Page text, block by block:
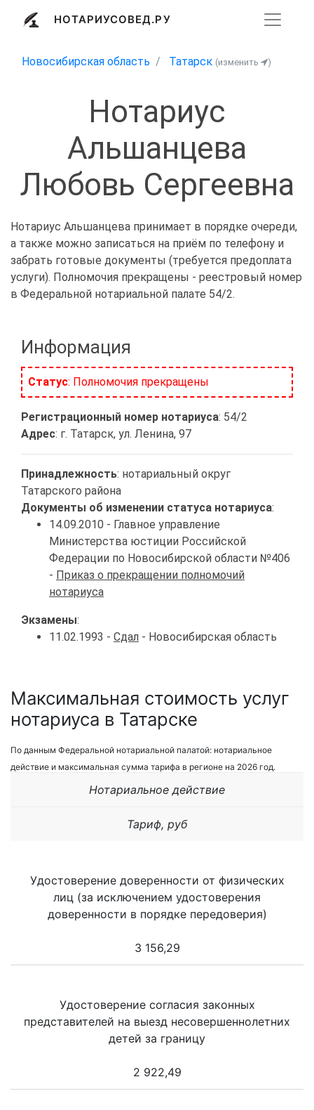
НОТАРИУСОВЕД.РУ
Новосибирская область Татарск (изменить )
Нотариус
Альшанцева
Любовь Сергеевна
Нотариус Альшанцева принимает в порядке очереди,
а также можно записаться на приём по телефону и
забрать готовые документы (требуется предоплата
услуги). Полномочия прекращены - реестровый номер
в Федеральной нотариальной палате 54/2.
Информация
Статус: Полномочия прекращены
Регистрационный номер нотариуса: 54/2
Адрес: г. Татарск, ул. Ленина, 97
Принадлежность: нотариальный округ
Татарского района
Документы об изменении статуса нотариуса:
14.09.2010 - Главное управление
Министерства юстиции Российской
Федерации по Новосибирской области №406
- Приказ о прекращении полномочий
нотариуса
Экзамены:
11.02.1993 - Сдал - Новосибирская область
Максимальная стоимость услуг
нотариуса в Татарске
По данным Федеральной нотариальной палатой: нотариальное
действие и максимальная сумма тарифа в регионе на 2026 год.
Нотариальное действие
Тариф, руб
Удостоверение доверенности от физических
лиц (за исключением удостоверения
доверенности в порядке передоверия)
3 156,29
Удостоверение согласия законных
представителей на выезд несовершеннолетних
детей за границу
2 922,49